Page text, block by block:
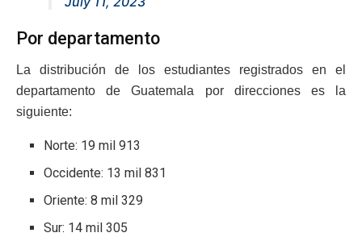
Por departamento
La distribución de los estudiantes registrados en el
departamento de Guatemala por direcciones es la
siguiente:
Norte: 19 mil 913
Occidente: 13 mil 831
Oriente: 8 mil 329
Sur: 14 mil 305